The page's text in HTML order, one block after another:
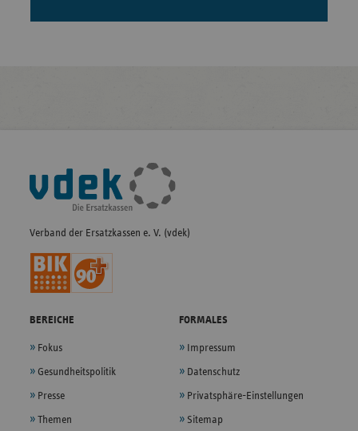
Fußleisten-
Navigation
Verband der Ersatzkassen e. V. (vdek)
BEREICHE
Fokus
Gesundheitspolitik
Presse
Themen
FORMALES
Impressum
Datenschutz
Privatsphäre-Einstellungen
Sitemap